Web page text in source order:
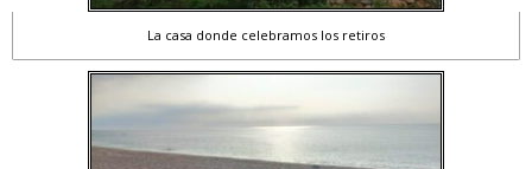
La casa donde celebramos los retiros